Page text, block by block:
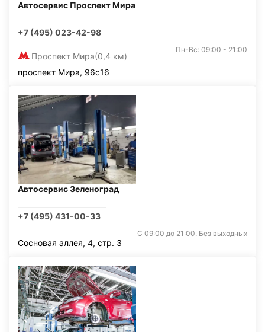
Автосервис Проспект Мира
+7 (495) 023-42-98
Проспект Мира(0,4 км)
Пн-Вс: 09:00 - 21:00
проспект Мира, 96с16
Автосервис Зеленоград
+7 (495) 431-00-33
С 09:00 до 21:00. Без выходных
Сосновая аллея, 4, стр. 3